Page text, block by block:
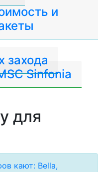
и
захода
Sinfonia
для
кают: Bella,